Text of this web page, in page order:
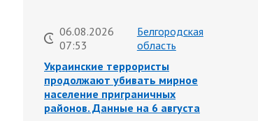
06.08.2026
07:53
Белгородская
область
Украинские террористы
продолжают убивать мирное
население приграничных
районов. Данные на 6 августа